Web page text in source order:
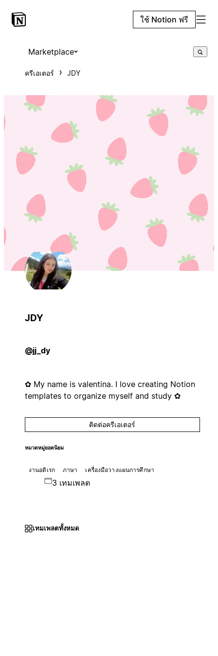
ใช้ Notion ฟรี
Marketplace
ครีเอเตอร์ JDY
JDY
@jj_dy
✿ My name is valentina. I love creating Notion
templates to organize myself and study ✿
ติดต่อครีเอเตอร์
หมวดหมู่ยอดนิยม
งานอดิเรก ภาษา เครื่องมือวางแผนการศึกษา
3 เทมเพลต
เทมเพลตทั้งหมด